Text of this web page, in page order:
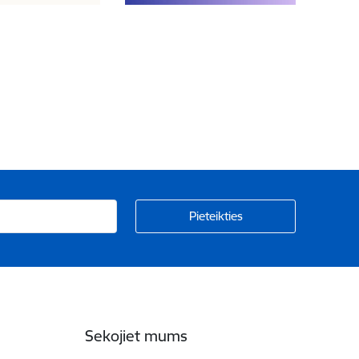
Sekojiet mums